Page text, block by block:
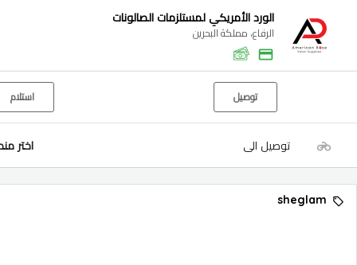
الورد الأمريكي لمستلزمات الصالونات
الرفاع، مملكة البحرين
توصيل استلام
توصيل الى اختر
sheglam